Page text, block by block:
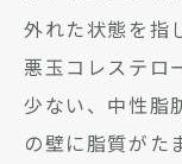
外れた状態を指
悪玉コレステロ
少ない、中性脂
の壁に脂質がた